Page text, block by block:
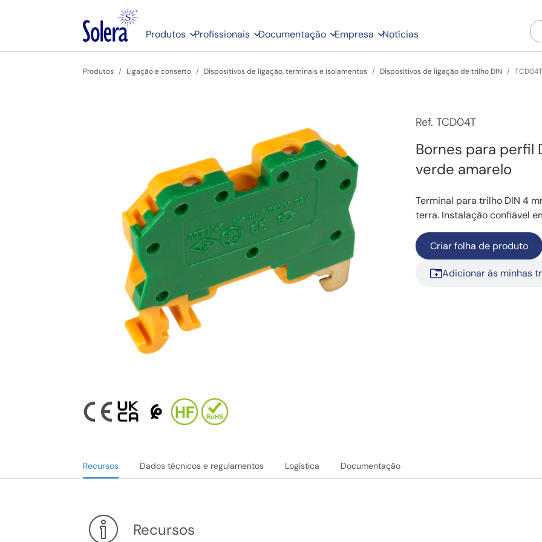
Produtos Profissionais Documentação Empresa Notícias
Produtos Ligação e conserto Dispositivos de ligação, terminais e isolamentos Dispositivos de ligação de trilho DIN TCD04T
Ref. TCD04T
Bornes para perfil
verde amarelo
Terminal para trilho DIN 4
terra. Instalação confiável
Criar folha de produto
Adicionar às minhas
Recursos Dados técnicos e regulamentos Logística Documentação
Recursos